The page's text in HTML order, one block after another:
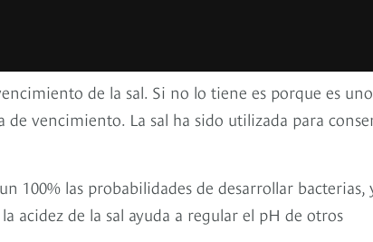
de la sal. Si no lo tiene es porque es
de vencimiento. La sal ha sido utilizada para
100% las probabilidades de desarrollar bacterias,
acidez de la sal ayuda a regular el pH de otros